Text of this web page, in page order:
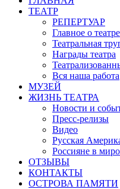
ТЕАТР
РЕПЕРТУАР
Главное о театре
Театральная
Награды театра
Вся наша работа
МУЗЕЙ
ЖИЗНЬ ТЕАТРА
Новости и
Пресс-релизы
Видео
Русская
Россияне в
ОТЗЫВЫ
КОНТАКТЫ
ОСТРОВА ПАМЯТИ